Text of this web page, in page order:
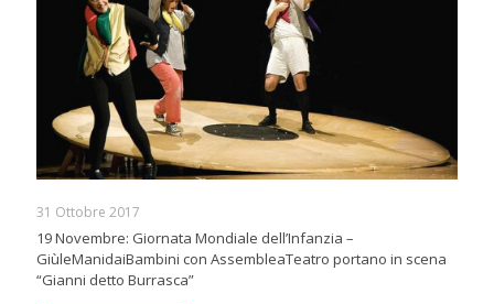
31 Ottobre 2017
19 Novembre: Giornata Mondiale dell’Infanzia –
GiùleManidaiBambini con AssembleaTeatro portano in scena
“Gianni detto Burrasca”